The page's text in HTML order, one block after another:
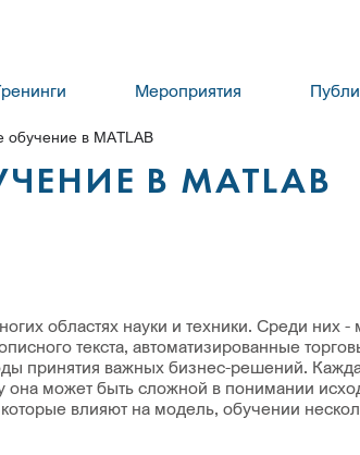
Мероприятия
в MATLAB
В MATLAB
областях науки и техники. Среди них -
текста, автоматизированные
принятия важных бизнес-решений.
она может быть сложной в понимании
влияют на модель, обучении